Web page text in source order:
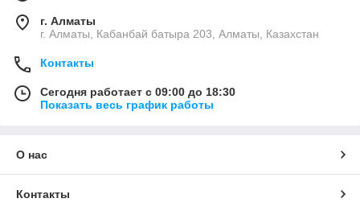
г. Алматы
г. Алматы, Кабанбай батыра 203, Алматы, Казахстан
Контакты
Сегодня работает с 09:00 до 18:30
Показать весь график работы
О нас
Контакты